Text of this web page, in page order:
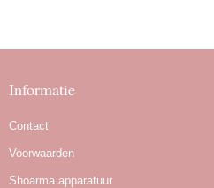
Informatie
Contact
Voorwaarden
Shoarma apparatuur